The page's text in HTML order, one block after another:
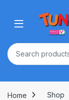
Open
Home Shop